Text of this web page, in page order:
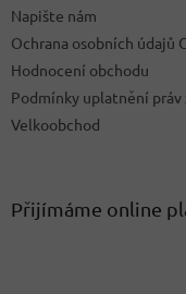
Napište nám
Ochrana osobních údajů
Hodnocení obchodu
Podmínky uplatnění práv
Velkoobchod
Přijímáme online